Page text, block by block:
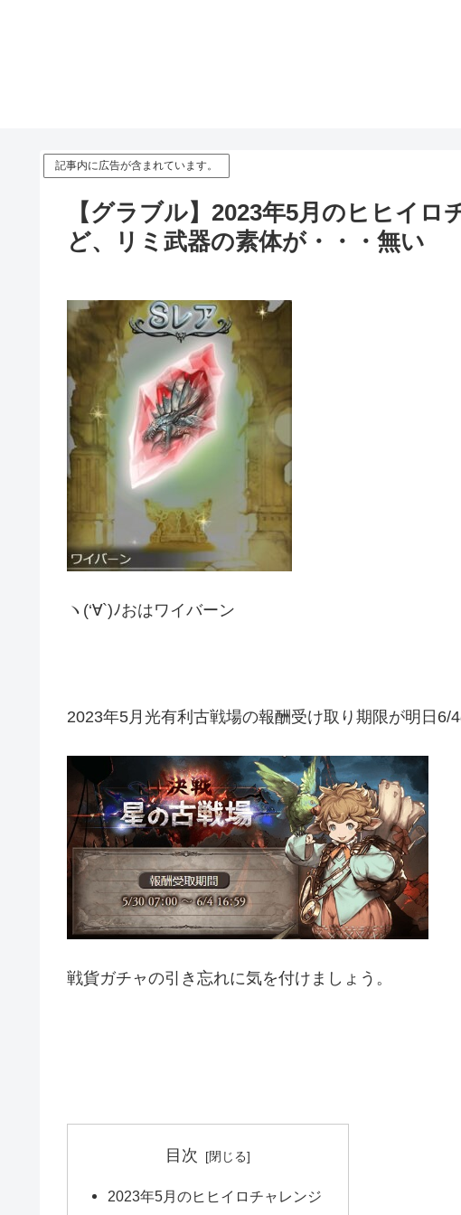
記事内に広告が含まれています。
【グラブル】2023年5月のヒヒイ
ど、リミ武器の素体が・・・無い
ヽ(‘∀`)ﾉおはワイバーン
2023年5月光有利古戦場の報酬受け取り期限が明日6/
戦貨ガチャの引き忘れに気を付けましょう。
目次
2023年5月のヒヒイロチャレンジ